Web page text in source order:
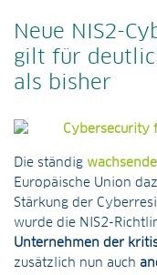
Neue NIS2-
gilt für
als bisher
Die ständig
Europäische Union
Stärkung der
wurde die NIS2-
Unternehmen der
zusätzlich nun auch